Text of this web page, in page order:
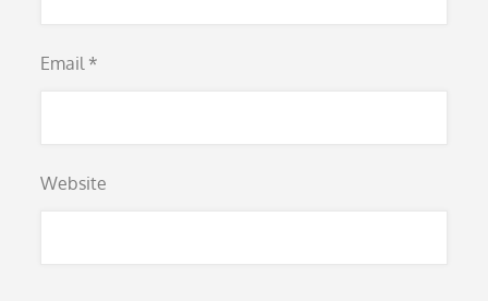
Email *
Website